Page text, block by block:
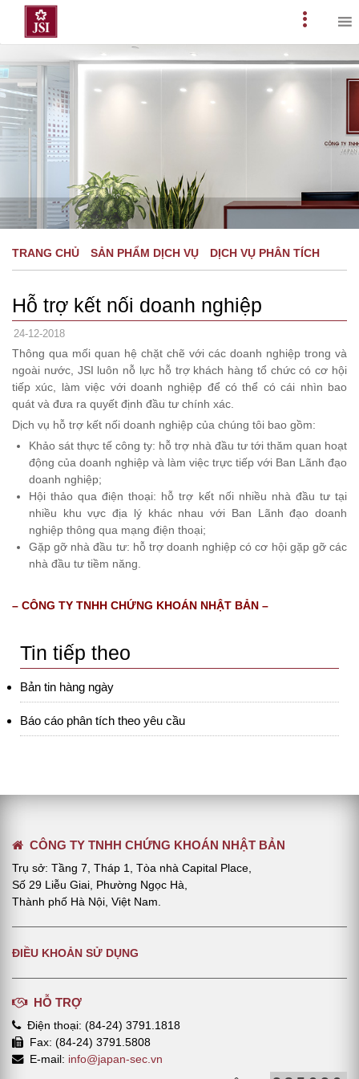
content
Primary
Menu
TRANG CHỦ SẢN PHẨM DỊCH VỤ DỊCH VỤ PHÂN TÍCH
Hỗ trợ kết nối doanh nghiệp
24-12-2018
Thông qua mối quan hệ chặt chẽ với các doanh nghiệp trong và
ngoài nước, JSI luôn nỗ lực hỗ trợ khách hàng tổ chức có cơ hội
tiếp xúc, làm việc với doanh nghiệp để có thể có cái nhìn bao
quát và đưa ra quyết định đầu tư chính xác.
Dịch vụ hỗ trợ kết nối doanh nghiệp của chúng tôi bao gồm:
Khảo sát thực tế công ty: hỗ trợ nhà đầu tư tới thăm quan hoạt
động của doanh nghiệp và làm việc trực tiếp với Ban Lãnh đạo
doanh nghiệp;
Hội thảo qua điện thoại: hỗ trợ kết nối nhiều nhà đầu tư tại
nhiều khu vực địa lý khác nhau với Ban Lãnh đạo doanh
nghiệp thông qua mạng điện thoại;
Gặp gỡ nhà đầu tư: hỗ trợ doanh nghiệp có cơ hội gặp gỡ các
nhà đầu tư tiềm năng.
– CÔNG TY TNHH CHỨNG KHOÁN NHẬT BẢN –
Tin tiếp theo
Bản tin hàng ngày
Báo cáo phân tích theo yêu cầu
CÔNG TY TNHH CHỨNG KHOÁN NHẬT BẢN
Trụ sở: Tầng 7, Tháp 1, Tòa nhà Capital Place,
Số 29 Liễu Giai, Phường Ngọc Hà,
Thành phố Hà Nội, Việt Nam.
ĐIỀU KHOẢN SỬ DỤNG
HỖ TRỢ
Điện thoại: (84-24) 3791.1818
Fax: (84-24) 3791.5808
E-mail: info@japan-sec.vn